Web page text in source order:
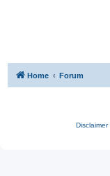
Home Forum
Disclaimer